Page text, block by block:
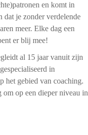
en komt in
je zonder verdelende
meer. Elke dag een
er blij mee!
al 15 jaar vanuit zijn
in
het gebied van coaching.
op een dieper niveau in